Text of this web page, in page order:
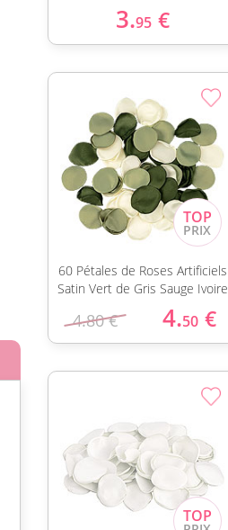
3.95 €
60 Pétales de Roses Artificiels
Satin Vert de Gris Sauge Ivoire
4.80 € 4.50 €